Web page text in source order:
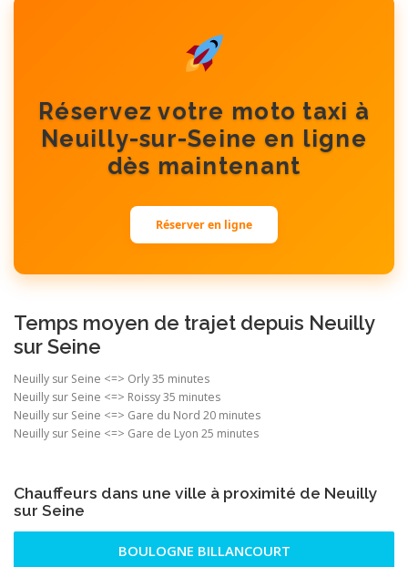
Réservez votre moto taxi à
Neuilly-sur-Seine en ligne
dès maintenant
Réserver en ligne
Temps moyen de trajet depuis Neuilly
sur Seine
Neuilly sur Seine <=> Orly 35 minutes
Neuilly sur Seine <=> Roissy 35 minutes
Neuilly sur Seine <=> Gare du Nord 20 minutes
Neuilly sur Seine <=> Gare de Lyon 25 minutes
Chauffeurs dans une ville à proximité de Neuilly
sur Seine
BOULOGNE BILLANCOURT